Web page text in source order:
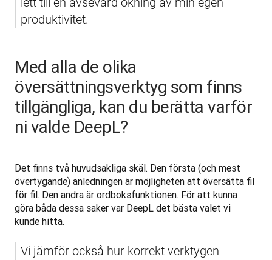
produktivitet.
Med alla de olika
översättningsverktyg som finns
tillgängliga, kan du berätta varför
ni valde DeepL?
Det finns två huvudsakliga skäl. Den första (och mest
övertygande) anledningen är möjligheten att översätta fil
för fil. Den andra är ordboksfunktionen. För att kunna
göra båda dessa saker var DeepL det bästa valet vi
kunde hitta.
Vi jämför också hur korrekt verktygen